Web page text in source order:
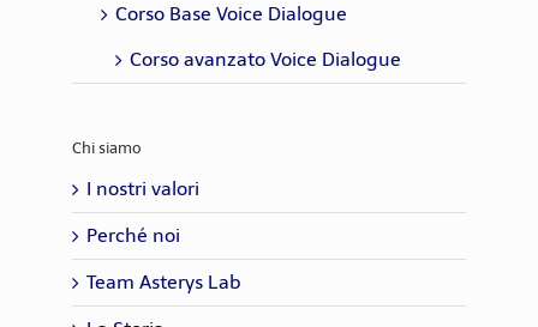
Corso Base Voice Dialogue
Corso avanzato Voice Dialogue
Chi siamo
I nostri valori
Perché noi
Team Asterys Lab